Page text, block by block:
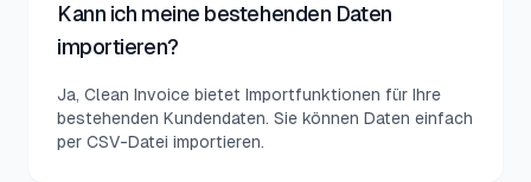
Kann ich meine bestehenden Daten
importieren?
Ja, Clean Invoice bietet Importfunktionen für Ihre
bestehenden Kundendaten. Sie können Daten einfach
per CSV-Datei importieren.